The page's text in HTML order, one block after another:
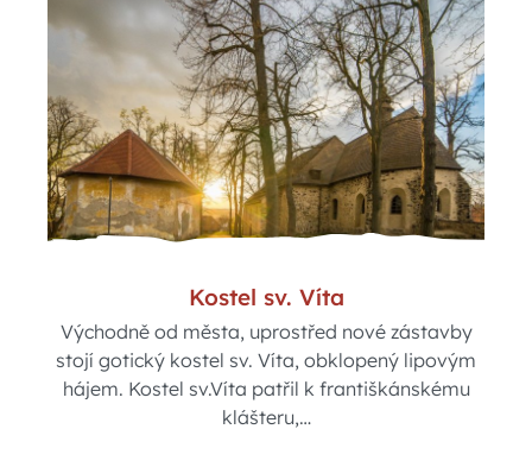
Kostel sv. Víta
Východně od města, uprostřed nové zástavby
stojí gotický kostel sv. Víta, obklopený lipovým
hájem. Kostel sv.Víta patřil k františkánskému
klášteru,…